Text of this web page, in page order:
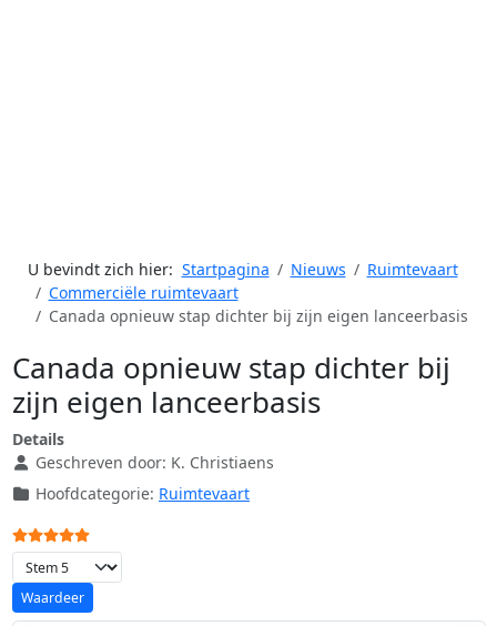
U bevindt zich hier: Startpagina Nieuws
Ruimtevaart
Commerciële ruimtevaart
Canada opnieuw stap dichter bij zijn eigen lanceerbasis
Canada opnieuw stap dichter bij
zijn eigen lanceerbasis
Details
Geschreven door: K. Christiaens
Hoofdcategorie: Ruimtevaart
Gebruikerswaardering:
Voeg waardering toe